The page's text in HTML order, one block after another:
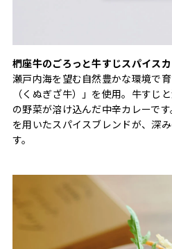
椚座牛のごろっと牛すじスパイス
瀬戸内海を望む自然豊かな環境で
（くぬぎざ牛）」を使用。牛すじ
の野菜が溶け込んだ中辛カレーで
を用いたスパイスブレンドが、深
す。